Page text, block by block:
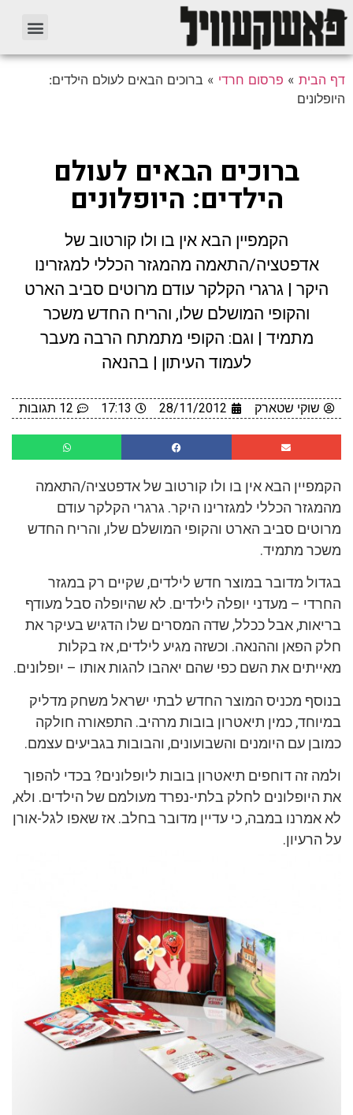
דף הבית » פרסום חרדי » ברוכים הבאים לעולם הילדים:
היופלונים
ברוכים הבאים לעולם
הילדים: היופלונים
הקמפיין הבא אין בו ולו קורטוב של
אדפטציה/התאמה מהמגזר הכללי למגזרינו
היקר | גרגרי הקלקר עודם מרוטים סביב הארט
והקופי המושלם שלו, והריח החדש משכר
מתמיד | וגם: הקופי מתמתח הרבה מעבר
לעמוד העיתון | בהנאה
שוקי שטארק 28/11/2012
17:13 12 תגובות
הקמפיין הבא אין בו ולו קורטוב של אדפטציה/התאמה
מהמגזר הכללי למגזרינו היקר. גרגרי הקלקר עודם
מרוטים סביב הארט והקופי המושלם שלו, והריח החדש
משכר מתמיד.
בגדול מדובר במוצר חדש לילדים, שקיים רק במגזר
החרדי – מעדני יופלה לילדים. לא שהיופלה סבל מעודף
בריאות, אבל ככלל, שדה המסרים שלו הדגיש בעיקר את
חלק הפאן וההנאה. וכשזה מגיע לילדים, אז בקלות
מאייתים את השם כפי שהם יאהבו להגות אותו – יופלונים.
בנוסף מכניס המוצר החדש לבתי ישראל משחק מדליק
במיוחד, כמין תיאטרון בובות מרהיב. התפאורה חולקה
כמובן עם היומנים והשבועונים, והבובות בגביעים עצמם.
ולמה זה דוחפים תיאטרון בובות ליופלונים? בכדי להפוך
את היופלונים לחלק בלתי-נפרד מעולמם של הילדים. ולא,
לא אמרנו במבה, כי עדיין מדובר בחלב. אז שאפו לגל-אורן
על הרעיון.